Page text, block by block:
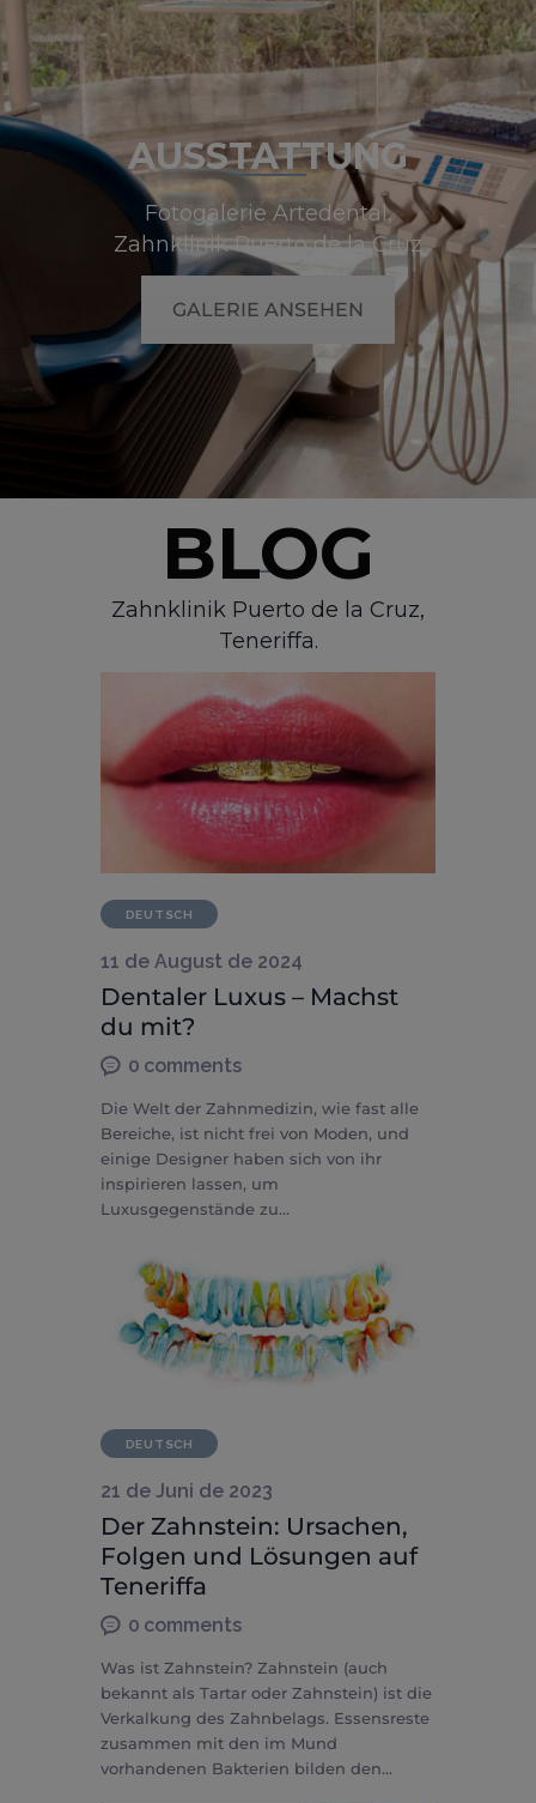
AUSSTATTUNG
Fotogalerie Artedental,
Zahnklinik Puerto de la Cruz
GALERIE ANSEHEN
BLOG
Zahnklinik Puerto de la Cruz,
Teneriffa.
DEUTSCH
11 de August de 2024
Dentaler Luxus – Machst
du mit?
0 comments
Die Welt der Zahnmedizin, wie fast alle
Bereiche, ist nicht frei von Moden, und
einige Designer haben sich von ihr
inspirieren lassen, um
Luxusgegenstände zu…
DEUTSCH
21 de Juni de 2023
Der Zahnstein: Ursachen,
Folgen und Lösungen auf
Teneriffa
0 comments
Was ist Zahnstein? Zahnstein (auch
bekannt als Tartar oder Zahnstein) ist die
Verkalkung des Zahnbelags. Essensreste
zusammen mit den im Mund
vorhandenen Bakterien bilden den…